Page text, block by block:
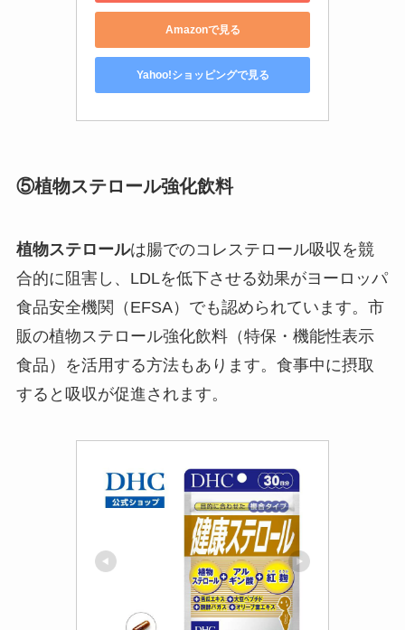
Amazonで見る
Yahoo!ショッピングで見る
⑤植物ステロール強化飲料
植物ステロールは腸でのコレステロール吸収を競
合的に阻害し、LDLを低下させる効果がヨーロッパ
食品安全機関（EFSA）でも認められています。市
販の植物ステロール強化飲料（特保・機能性表示
食品）を活用する方法もあります。食事中に摂取
すると吸収が促進されます。